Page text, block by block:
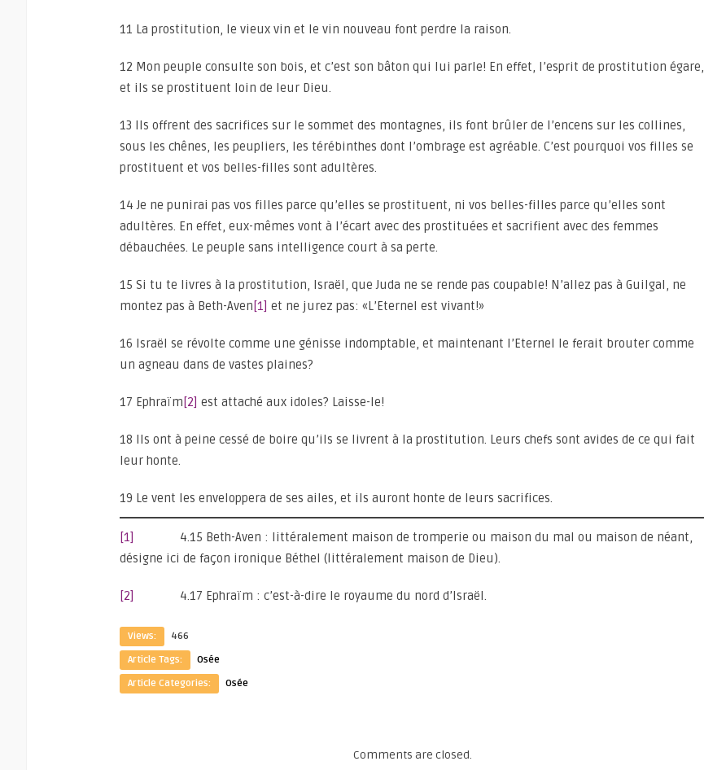
11 La prostitution, le vieux vin et le vin nouveau font perdre la raison.
12 Mon peuple consulte son bois, et c’est son bâton qui lui parle! En effet, l’esprit de prostitution égare,
et ils se prostituent loin de leur Dieu.
13 Ils offrent des sacrifices sur le sommet des montagnes, ils font brûler de l’encens sur les collines,
sous les chênes, les peupliers, les térébinthes dont l’ombrage est agréable. C’est pourquoi vos filles se
prostituent et vos belles-filles sont adultères.
14 Je ne punirai pas vos filles parce qu’elles se prostituent, ni vos belles-filles parce qu’elles sont
adultères. En effet, eux-mêmes vont à l’écart avec des prostituées et sacrifient avec des femmes
débauchées. Le peuple sans intelligence court à sa perte.
15 Si tu te livres à la prostitution, Israël, que Juda ne se rende pas coupable! N’allez pas à Guilgal, ne
montez pas à Beth-Aven [1] et ne jurez pas: «L’Eternel est vivant!»
16 Israël se révolte comme une génisse indomptable, et maintenant l’Eternel le ferait brouter comme
un agneau dans de vastes plaines?
17 Ephraïm [2] est attaché aux idoles? Laisse-le!
18 Ils ont à peine cessé de boire qu’ils se livrent à la prostitution. Leurs chefs sont avides de ce qui fait
leur honte.
19 Le vent les enveloppera de ses ailes, et ils auront honte de leurs sacrifices.
[1]
4.15 Beth-Aven : littéralement maison de tromperie ou maison du mal ou maison de néant,
désigne ici de façon ironique Béthel (littéralement maison de Dieu).
[2] 4.17 Ephraïm : c’est-à-dire le royaume du nord d’Israël.
Views:
466
Article Tags:
Osée
Article Categories:
Osée
Comments are closed.